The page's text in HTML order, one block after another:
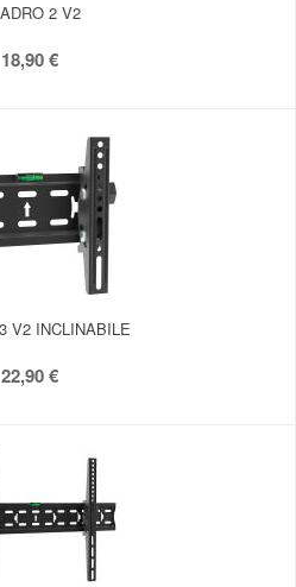
2 V2
18,90 €
V2 INCLINABILE
22,90 €